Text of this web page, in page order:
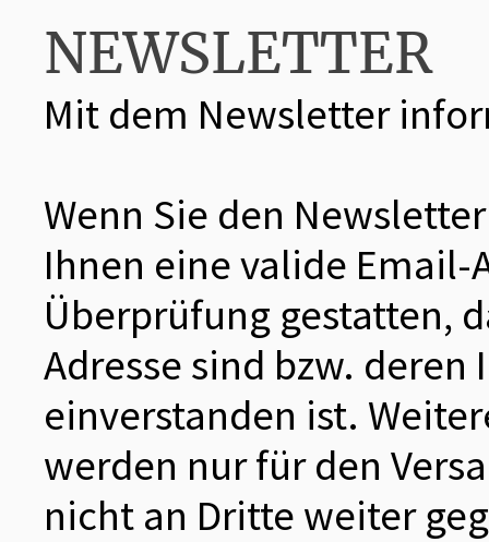
NEWSLETTER
Mit dem Newsletter
Wenn Sie den
Ihnen eine valide
Überprüfung gestatten,
Adresse sind bzw.
einverstanden ist.
werden nur für den
nicht an Dritte weiter